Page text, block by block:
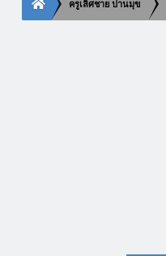
ครูเลิศชาย ปานมุข